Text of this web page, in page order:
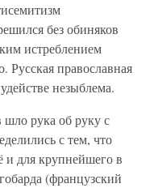
без обиняков
истреблением
Русская православная
незыблема.
рука об руку с
с тем, что
и для крупнейшего в
(французский